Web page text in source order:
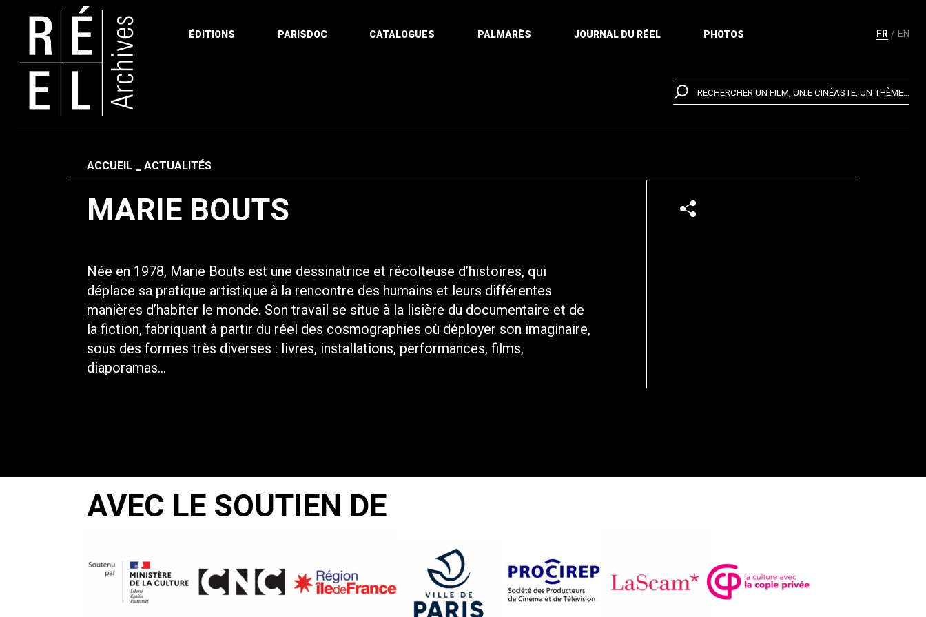
FR EN
ÉDITIONS PARISDOC CATALOGUES PALMARÈS JOURNAL DU RÉEL PHOTOS
RECHERCHER UN FILM, UN.E CINÉASTE, UN THÈME...
Fil d'ariane
ACCUEIL ACTUALITÉS
MARIE BOUTS
Née en 1978, Marie Bouts est une dessinatrice et récolteuse d’histoires, qui
déplace sa pratique artistique à la rencontre des humains et leurs différentes
manières d’habiter le monde. Son travail se situe à la lisière du documentaire et de
la fiction, fabriquant à partir du réel des cosmographies où déployer son imaginaire,
sous des formes très diverses : livres, installations, performances, films,
diaporamas…
AVEC LE SOUTIEN DE